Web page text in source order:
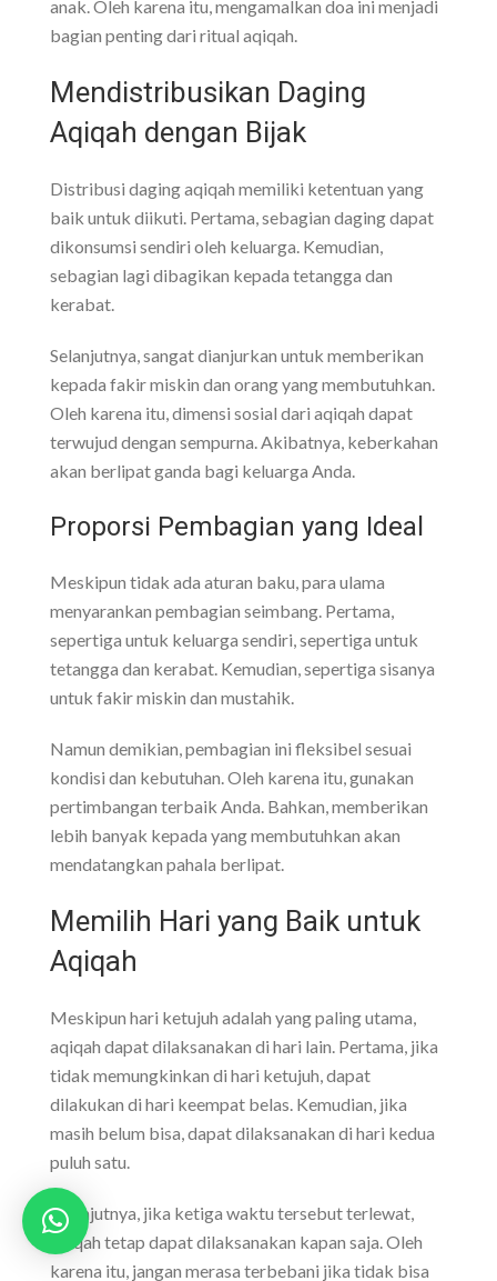
anak. Oleh karena itu, mengamalkan doa ini menjadi
bagian penting dari ritual aqiqah.
Mendistribusikan Daging
Aqiqah dengan Bijak
Distribusi daging aqiqah memiliki ketentuan yang
baik untuk diikuti. Pertama, sebagian daging dapat
dikonsumsi sendiri oleh keluarga. Kemudian,
sebagian lagi dibagikan kepada tetangga dan
kerabat.
Selanjutnya, sangat dianjurkan untuk memberikan
kepada fakir miskin dan orang yang membutuhkan.
Oleh karena itu, dimensi sosial dari aqiqah dapat
terwujud dengan sempurna. Akibatnya, keberkahan
akan berlipat ganda bagi keluarga Anda.
Proporsi Pembagian yang Ideal
Meskipun tidak ada aturan baku, para ulama
menyarankan pembagian seimbang. Pertama,
sepertiga untuk keluarga sendiri, sepertiga untuk
tetangga dan kerabat. Kemudian, sepertiga sisanya
untuk fakir miskin dan mustahik.
Namun demikian, pembagian ini fleksibel sesuai
kondisi dan kebutuhan. Oleh karena itu, gunakan
pertimbangan terbaik Anda. Bahkan, memberikan
lebih banyak kepada yang membutuhkan akan
mendatangkan pahala berlipat.
Memilih Hari yang Baik untuk
Aqiqah
Meskipun hari ketujuh adalah yang paling utama,
aqiqah dapat dilaksanakan di hari lain. Pertama, jika
tidak memungkinkan di hari ketujuh, dapat
dilakukan di hari keempat belas. Kemudian, jika
masih belum bisa, dapat dilaksanakan di hari kedua
puluh satu.
Selanjutnya, jika ketiga waktu tersebut terlewat,
aqiqah tetap dapat dilaksanakan kapan saja. Oleh
karena itu, jangan merasa terbebani jika tidak bisa